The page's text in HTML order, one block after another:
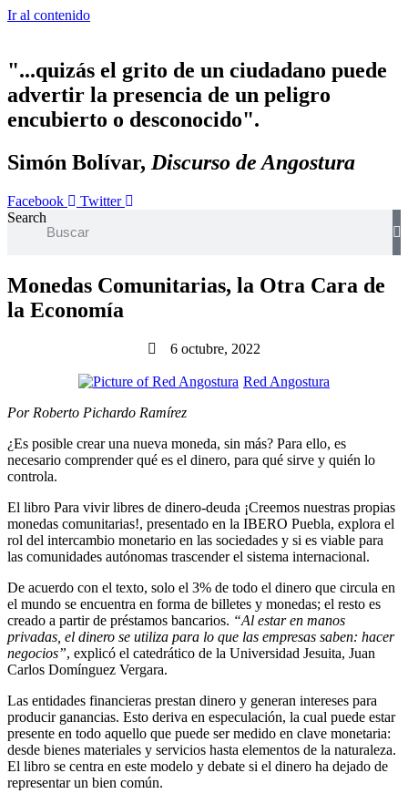
Ir al contenido
"...quizás el grito de un ciudadano puede
advertir la presencia de un peligro
encubierto o desconocido".
Simón Bolívar, Discurso de Angostura
Facebook
Twitter
Search
Monedas Comunitarias, la Otra Cara de
la Economía
6 octubre, 2022
Red Angostura
Por Roberto Pichardo Ramírez
¿Es posible crear una nueva moneda, sin más? Para ello, es
necesario comprender qué es el dinero, para qué sirve y quién lo
controla.
El libro Para vivir libres de dinero-deuda ¡Creemos nuestras propias
monedas comunitarias!, presentado en la IBERO Puebla, explora el
rol del intercambio monetario en las sociedades y si es viable para
las comunidades autónomas trascender el sistema internacional.
De acuerdo con el texto, solo el 3% de todo el dinero que circula en
el mundo se encuentra en forma de billetes y monedas; el resto es
creado a partir de préstamos bancarios. “Al estar en manos
privadas, el dinero se utiliza para lo que las empresas saben: hacer
negocios”, explicó el catedrático de la Universidad Jesuita, Juan
Carlos Domínguez Vergara.
Las entidades financieras prestan dinero y generan intereses para
producir ganancias. Esto deriva en especulación, la cual puede estar
presente en todo aquello que puede ser medido en clave monetaria:
desde bienes materiales y servicios hasta elementos de la naturaleza.
El libro se centra en este modelo y debate si el dinero ha dejado de
representar un bien común.